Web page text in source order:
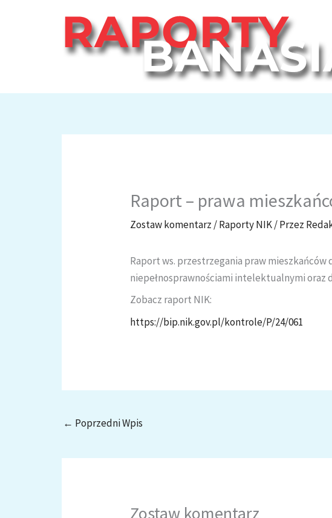
Raport – prawa
Zostaw komentarz /Raporty NIK/ Przez
Raport ws. przestrzegania praw mieszkańców
niepełnosprawnościami intelektualnymi oraz
Zobacz raport NIK:
https://bip.nik.gov.pl/kontrole/P/24/061
← Poprzedni Wpis
Zostaw komentarz